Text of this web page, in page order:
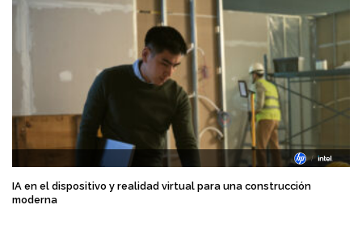
IA en el dispositivo y realidad virtual para una construcción
moderna